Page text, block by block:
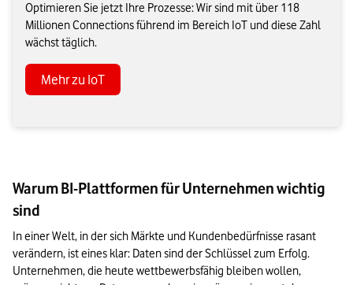
Optimieren Sie jetzt Ihre Prozesse: Wir sind mit über 118
Millionen Connections führend im Bereich IoT und diese Zahl
wächst täglich.
Mehr zu IoT
Warum BI-Plattformen für Unternehmen wichtig
sind
In einer Welt, in der sich Märkte und Kundenbedürfnisse rasant
verändern, ist eines klar: Daten sind der Schlüssel zum Erfolg.
Unternehmen, die heute wettbewerbsfähig bleiben wollen,